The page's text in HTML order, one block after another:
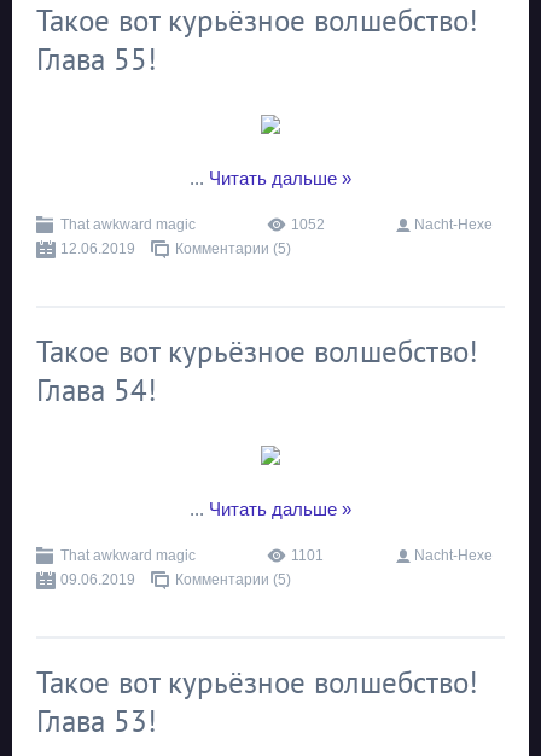
Такое вот курьёзное волшебство!
Глава 55!
... Читать дальше »
That awkward magic 1052
Nacht-Hexe
12.06.2019
Комментарии (5)
Такое вот курьёзное волшебство!
Глава 54!
... Читать дальше »
That awkward magic 1101
Nacht-Hexe
09.06.2019
Комментарии (5)
Такое вот курьёзное волшебство!
Глава 53!